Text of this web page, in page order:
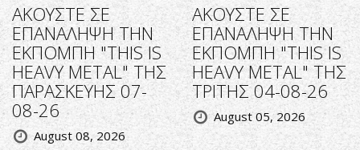
ΑΚΟΥΣΤΕ ΣΕ
ΕΠΑΝΑΛΗΨΗ ΤΗΝ
ΕΚΠΟΜΠΗ "THIS IS
HEAVY METAL" ΤΗΣ
ΠΑΡΑΣΚΕΥΗΣ 07-
08-26
August 08, 2026
ΑΚΟΥΣΤΕ ΣΕ
ΕΠΑΝΑΛΗΨΗ ΤΗΝ
ΕΚΠΟΜΠΗ "THIS IS
HEAVY METAL" ΤΗΣ
ΤΡΙΤΗΣ 04-08-26
August 05, 2026